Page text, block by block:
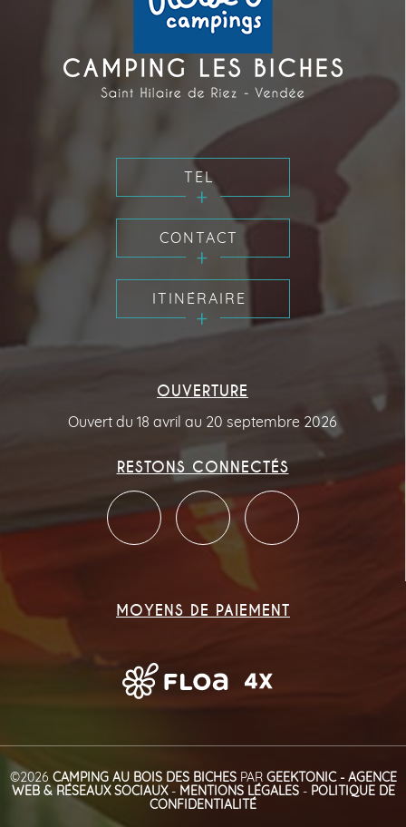
TEL
CONTACT
ITINÉRAIRE
OUVERTURE
Ouvert du 18 avril au 20 septembre 2026
RESTONS CONNECTÉS
MOYENS DE PAIEMENT
©2026 CAMPING AU BOIS DES BICHESPAR GEEKTONIC - AGENCE
WEB & RÉSEAUX SOCIAUX- MENTIONS LÉGALES- POLITIQUE DE
CONFIDENTIALITÉ